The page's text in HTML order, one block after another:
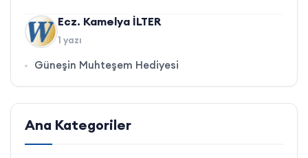
Ecz. Kamelya İLTER
1 yazı
Güneşin Muhteşem Hediyesi
Ana Kategoriler